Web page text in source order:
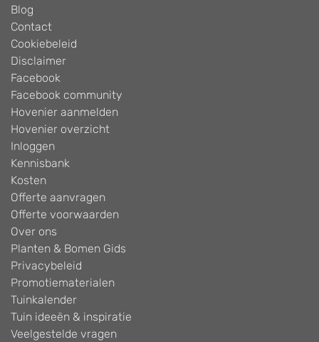
Blog
Contact
Cookiebeleid
Disclaimer
Facebook
Facebook community
Hovenier aanmelden
Hovenier overzicht
Inloggen
Kennisbank
Kosten
Offerte aanvragen
Offerte voorwaarden
Over ons
Planten & Bomen Gids
Privacybeleid
Promotiematerialen
Tuinkalender
Tuin ideeën & inspiratie
Veelgestelde vragen